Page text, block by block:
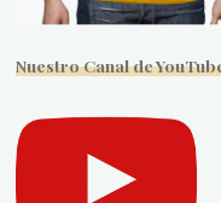
Nuestro Canal de